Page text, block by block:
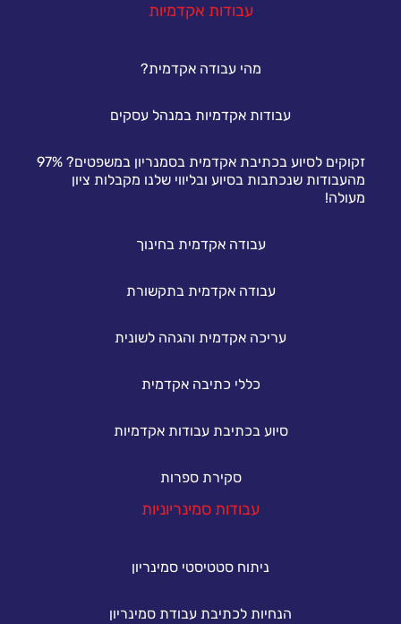
עבודות אקדמיות
מהי עבודה אקדמית?
עבודות אקדמיות במנהל עסקים
זקוקים לסיוע בכתיבת אקדמית בסמנריון במשפטים? 97%
מהעבודות שנכתבות בסיוע ובליווי שלנו מקבלות ציון
מעולה!
עבודה אקדמית בחינוך
עבודה אקדמית בתקשורת
עריכה אקדמית והגהה לשונית
כללי כתיבה אקדמית
סיוע בכתיבת עבודות אקדמיות
סקירת ספרות
עבודות סמינריוניות
ניתוח סטטיסטי סמינריון
הנחיות לכתיבת עבודת סמינריון